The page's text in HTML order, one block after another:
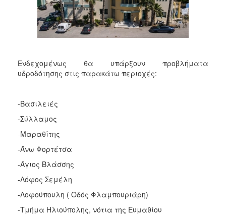
ΠΟΛΙΤΙΣΜΟΣ
ΑΝΘΕΚΤΙΚΗ
Ενδεχομένως θα υπάρξουν προβλήματα
υδροδότησης στις παρακάτω περιοχές:
-Βασιλειές
-Σύλλαμος
-Μαραθίτης
-Άνω Φορτέτσα
-Άγιος Βλάσσης
-Λόφος Σεμέλη
-Λοφούπουλη ( Οδός Φλαμπουριάρη)
-Τμήμα Ηλιούπολης, νότια της Ευμαθίου